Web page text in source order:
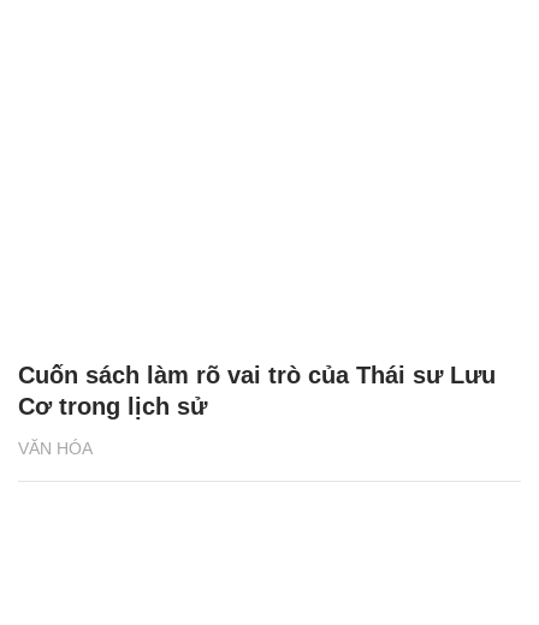
VĂN HÓA
Cuốn sách làm rõ vai trò của Thái sư Lưu
Cơ trong lịch sử